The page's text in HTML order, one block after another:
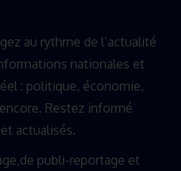
au rythme de l’actualité
nationales et
: politique, économie,
Restez informé
actualisés.
publi-reportage et